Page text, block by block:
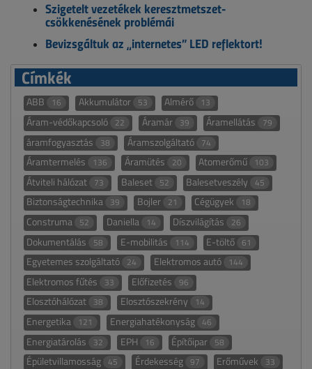
Szigetelt vezetékek keresztmetszet-
csökkenésének problémái
Bevizsgáltuk az „internetes” LED reflektort!
Címkék
ABB 16 Akkumulátor 53 Almérő 13
Áram-védőkapcsoló 22 Áramár 39 Áramellátás 79
áramfogyasztás 38 Áramszolgáltató 74
Áramtermelés 136 Áramütés 20 Atomerőmű 103
Átviteli hálózat 73 Baleset 52 Balesetveszély 45
Biztonságtechnika 39 Bojler 21 Cégügyek 18
Construma 52 Daniella 14 Díszvilágítás 26
Dokumentálás 58 E-mobilitás 114 E-töltő 61
Egyetemes szolgáltató 24 Elektromos autó 144
Elektromos fűtés 33 Előfizetés 96
Elosztóhálózat 38 Elosztószekrény 14
Energetika 121 Energiahatékonyság 46
Energiatárolás 32 EPH 16 Építőipar 58
Épületvillamosság 45 Érdekesség 97 Erőművek 33